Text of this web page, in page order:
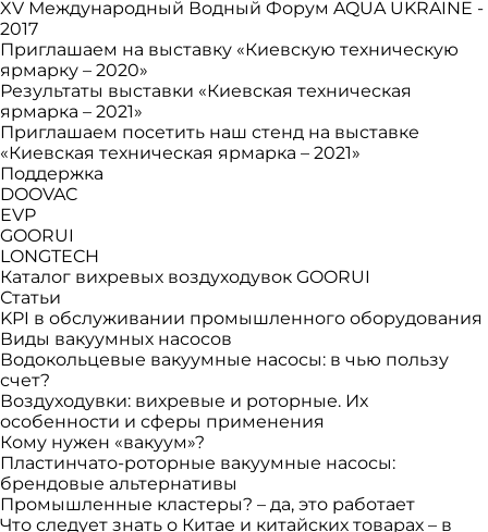
XV Международный Водный Форум AQUA UKRAINE -
2017
Приглашаем на выставку «Киевскую техническую
ярмарку – 2020»
Результаты выставки «Киевская техническая
ярмарка – 2021»
Приглашаем посетить наш стенд на выставке
«Киевская техническая ярмарка – 2021»
Поддержка
DOOVAC
EVP
GOORUI
LONGTECH
Каталог вихревых воздуходувок GOORUI
Статьи
KPI в обслуживании промышленного оборудования
Виды вакуумных насосов
Водокольцевые вакуумные насосы: в чью пользу
счет?
Воздуходувки: вихревые и роторные. Их
особенности и сферы применения
Кому нужен «вакуум»?
Пластинчато-роторные вакуумные насосы:
брендовые альтернативы
Промышленные кластеры? – да, это работает
Что следует знать о Китае и китайских товарах – в